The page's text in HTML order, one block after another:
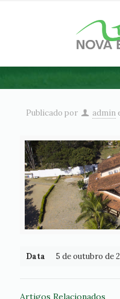
Publicado por admin
Data 5 de outubro de
Artigos Relacionados